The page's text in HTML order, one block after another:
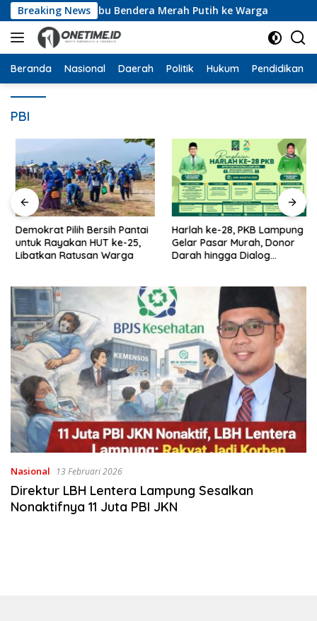
Langsung
ke
konten
Breaking News
Bagikan 10 Ribu Bendera Merah Putih ke Warga
Beranda Nasional Daerah Politik Hukum Pendidikan
PBI
Demokrat Pilih Bersih Pantai
untuk Rayakan HUT ke-25,
Libatkan Ratusan Warga
Harlah ke-28, PKB Lampung
Gelar Pasar Murah, Donor
Darah hingga Dialog
Nasional 13 Februari 2026
Direktur LBH Lentera Lampung Sesalkan
Nonaktifnya 11 Juta PBI JKN